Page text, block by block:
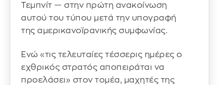
Τεμπνίτ — στην πρώτη ανακοίνωση
αυτού του τύπου μετά την υπογραφή
της αμερικανοϊρανικής συμφωνίας.
Ενώ «τις τελευταίες τέσσερις ημέρες ο
εχθρικός στρατός αποπειράται να
προελάσει» στον τομέα, μαχητές της